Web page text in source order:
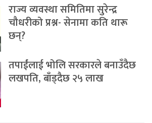
राज्य व्यवस्था समितिमा सुरेन्द्र
चौधरीको प्रश्न- सेनामा कति थारू
छन्?
तपाईंलाई भोलि सरकारले बनाउँदैछ
लखपति, बाँड्दैछ २५ लाख